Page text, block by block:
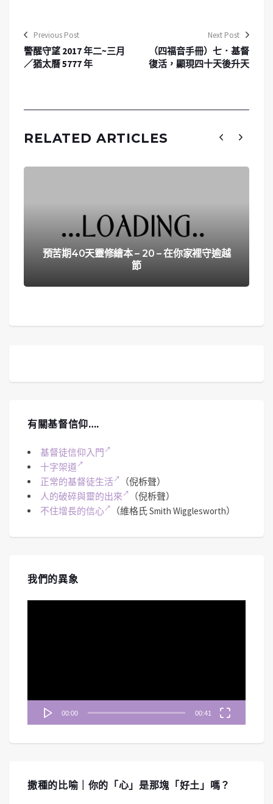
Previous Post
警醒守望 2017 年二~三月
／猶太曆 5777 年
Next Post
（四福音手冊）七．基督
復活，顯現四十天後升天
RELATED ARTICLES
預苦期40天靈修繪本 – 20 – 在你家裡守逾越
節
有關基督信仰….
基督徒信仰入門
十字架道
正常的基督徒生活
（倪柝聲）
人的破碎與靈的出來
（倪柝聲）
不住增長的信心
（維格氏 Smith Wigglesworth）
我們的異象
00:00 00:41
撒種的比喻｜你的「心」是那塊「好土」嗎？